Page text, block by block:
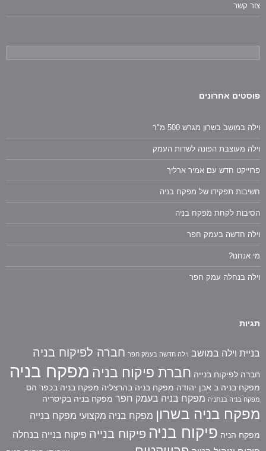
צור קשר
פוסטים אחרונים
וילה במושב בשרון מגרש 500 מ"ר
וילה מעוצבת הפונה לשדות העמק
פרוייקט חדש עם אמיר ארליך
חשיבות תפקידו של מפקח בניה
הסיבות לקחת מפקח בניה
וילה חדשה בעמק חפר
מי אנחנו?
וילה בנחלה עמק חפר
תגיות
בניית וילה במושב וילה חדשה בעמק חפר חברה לפיקוח בניה
חברה לפיקוח בנייה חברת פיקוח בניה מפקח בניה
מפקח בניה ב אבן יהודה מפקח בניה בהרצליה מפקח בניה בכפר הס
מפקח בניה בנתניה מפקח בניה בעמק חפר מפקח בניה בקיסריה
מפקח בניה בשרון מפקח בניה מקצועי מפקח בנייה
מפקח הניה פיקוח בניה פיקוח בנייה פיקוח בנייה בנחלה